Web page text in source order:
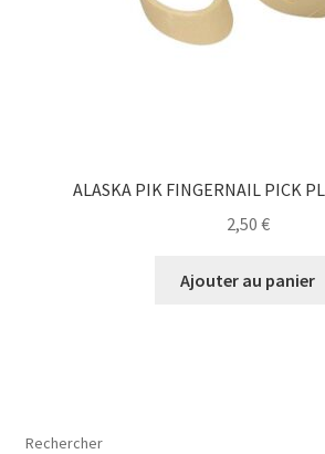
ALASKA PIK FINGERNAIL PICK
2,50 €
Ajouter au panier
Rechercher